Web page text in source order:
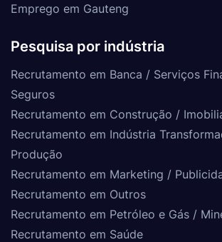
Emprego em Gauteng
Pesquisa por indústria
Recrutamento em Banca / Serviços
Seguros
Recrutamento em Construção /
Recrutamento em Indústria
Produção
Recrutamento em Marketing /
Recrutamento em Outros
Recrutamento em Petróleo e Gás /
Recrutamento em Saúde